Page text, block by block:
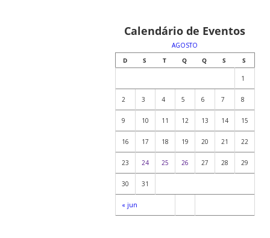
Calendário de Eventos
AGOSTO
D
S T Q Q S S
« jun
1
2 3 4 5 6 7 8
9 10 11 12 13 14 15
16 17 18 19 20 21 22
23 24 25 26 27 28 29
30 31